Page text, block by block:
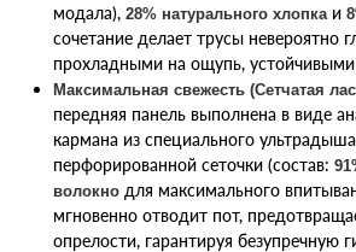
модала), 28% натурального хлопка и
сочетание делает трусы невероятно
прохладными на ощупь,
Максимальная свежесть (Сетчатая
передняя панель выполнена в виде
кармана из специального
перфорированной сеточки (состав:
волокно для максимального
мгновенно отводит пот,
опрелости, гарантируя безупречную